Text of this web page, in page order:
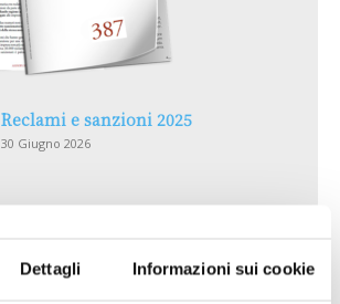
Dettagli Informazioni sui cookie
Reclami e sanzioni 2025
30 Giugno 2026
30 Giugno 2026